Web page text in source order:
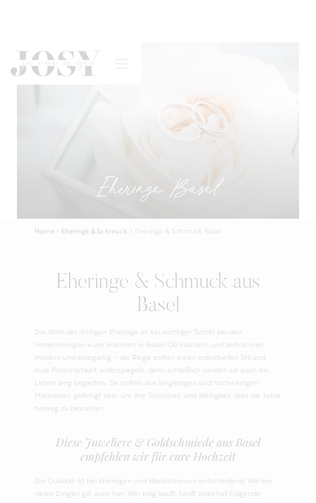
Eheringe Basel
Home Eheringe & Schmuck Eheringe & Schmuck Basel
Eheringe & Schmuck aus
Basel
Die Wahl der richtigen Eheringe ist ein wichtiger Schritt bei den
Vorbereitungen eurer Hochzeit in Basel. Ob klassisch und zeitlos oder
modern und einzigartig – die Ringe sollten euren individuellen Stil und
eure Persönlichkeit widerspiegeln, denn schließlich werden sie euch ein
Leben lang begleiten. Sie sollten aus langlebigen und hochwertigen
Materialien gefertigt sein, um ihre Schönheit und Wertigkeit über die Jahre
hinweg zu bewahren.
Diese Juweliere & Goldschmiede aus Basel
empfehlen wir für eure Hochzeit
Die Qualität ist bei Eheringen und Brautschmuck entscheidend. Wie bei
vielen Dingen gilt auch hier: Wer billig kauft, kauft zweimal! Folgende